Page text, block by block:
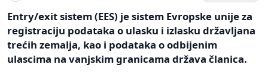
Entry/exit sistem (EES) je sistem Evropske unije za
registraciju podataka o ulasku i izlasku državljana
trećih zemalja, kao i podataka o odbijenim
ulascima na vanjskim granicama država članica.